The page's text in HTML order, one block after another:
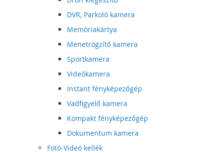
DVR, Parkoló kamera
Memóriakártya
Menetrögzítő kamera
Sportkamera
Videókamera
Instant fényképezőgép
Vadfigyelő kamera
Kompakt fényképezőgép
Dokumentum kamera
Fotó-Videó kellék